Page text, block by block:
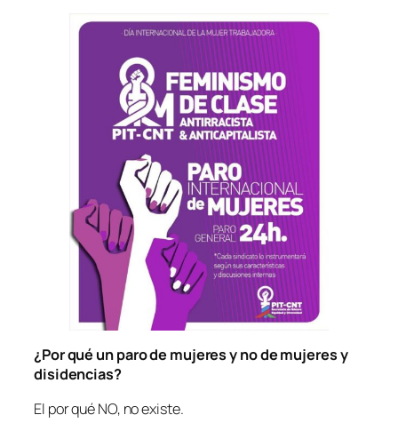
¿Por qué un paro de mujeres y no de mujeres y
disidencias?
El por qué NO, no existe.